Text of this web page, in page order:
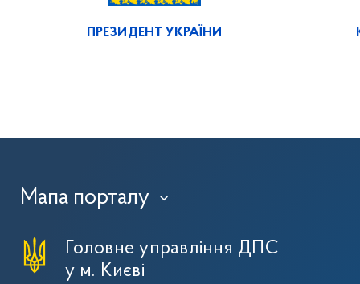
ПРЕЗИДЕНТ УКРАЇНИ
Мапа порталу ›
Головне управління ДПС
у м. Києві